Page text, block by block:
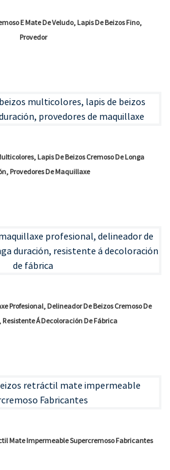
E Mate De Veludo, Lapis De Beizos Fino,
Provedor
Lapis De Beizos Cremoso De Longa
Provedores De Maquillaxe
Profesional, Delineador De Beizos Cremoso De
Á Decoloración De Fábrica
Mate Impermeable Supercremoso Fabricantes